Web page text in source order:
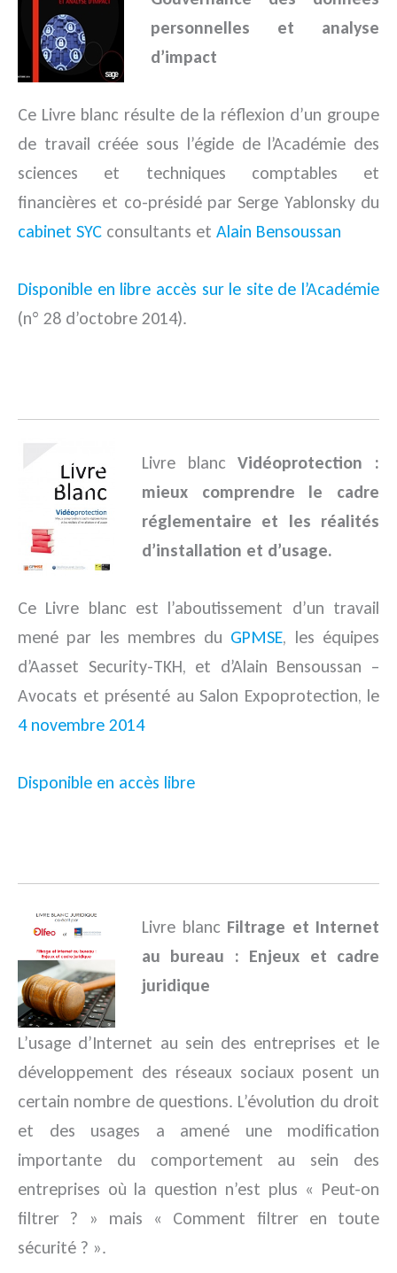
personnelles et analyse
d’impact
Ce Livre blanc résulte de la réflexion d’un groupe
de travail créée sous l’égide de l’Académie des
sciences et techniques comptables et
financières et co-présidé par Serge Yablonsky du
cabinet SYC consultants et Alain Bensoussan
Disponible en libre accès sur le site de l’Académie
(n° 28 d’octobre 2014).
Livre blancVidéoprotection :
mieux comprendre le cadre
réglementaire et les réalités
d’installation et d’usage.
Ce Livre blanc est l’aboutissement d’un travail
mené par les membres du GPMSE, les équipes
d’Aasset Security-TKH, et d’Alain Bensoussan –
Avocats et présenté au Salon Expoprotection, le
4 novembre 2014
Disponible en accès libre
Livre blanc Filtrage et Internet
au bureau : Enjeux et cadre
juridique
L’usage d’Internet au sein des entreprises et le
développement des réseaux sociaux posent un
certain nombre de questions. L’évolution du droit
et des usages a amené une modification
importante du comportement au sein des
entreprises où la question n’est plus « Peut-on
filtrer ? » mais « Comment filtrer en toute
sécurité ? ».